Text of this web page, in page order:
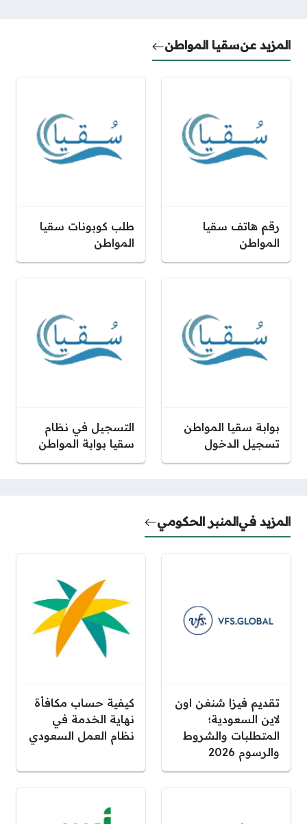
المزيد عنسقيا المواطن
رقم هاتف سقيا
المواطن
طلب كوبونات سقيا
المواطن
بوابة سقيا المواطن
تسجيل الدخول
التسجيل في نظام
سقيا بوابة المواطن
المزيد فيالمنبر الحكومي
تقديم فيزا شنغن اون
لاين السعودية؛
المتطلبات والشروط
والرسوم 2026
كيفية حساب مكافأة
نهاية الخدمة في
نظام العمل السعودي